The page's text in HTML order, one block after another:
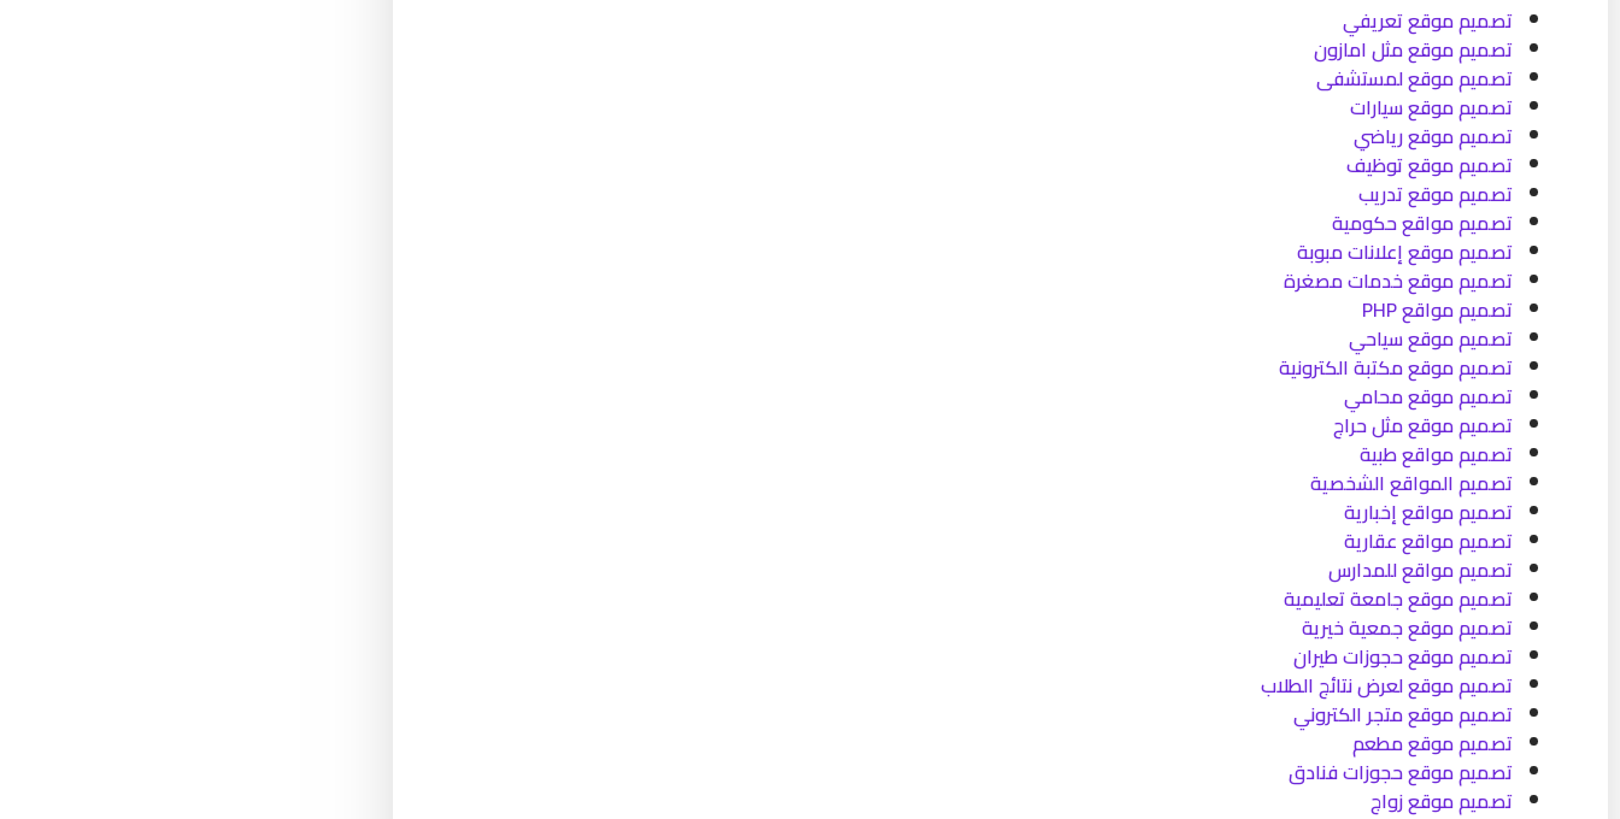
تصميم موقع تعريفي
تصميم موقع مثل امازون
تصميم موقع لمستشفى
تصميم موقع سيارات
تصميم موقع رياضي
تصميم موقع توظيف
تصميم موقع تدريب
تصميم مواقع حكومية
تصميم موقع إعلانات مبوبة
تصميم موقع خدمات مصغرة
تصميم مواقع PHP
تصميم موقع سياحي
تصميم موقع مكتبة الكترونية
تصميم موقع محامي
تصميم موقع مثل حراج
تصميم مواقع طبية
تصميم المواقع الشخصية
تصميم مواقع إخبارية
تصميم مواقع عقارية
تصميم مواقع للمدارس
تصميم موقع جامعة تعليمية
تصميم موقع جمعية خيرية
تصميم موقع حجوزات طيران
تصميم موقع لعرض نتائج الطلاب
تصميم موقع متجر الكتروني
تصميم موقع مطعم
تصميم موقع حجوزات فنادق
تصميم موقع زواج